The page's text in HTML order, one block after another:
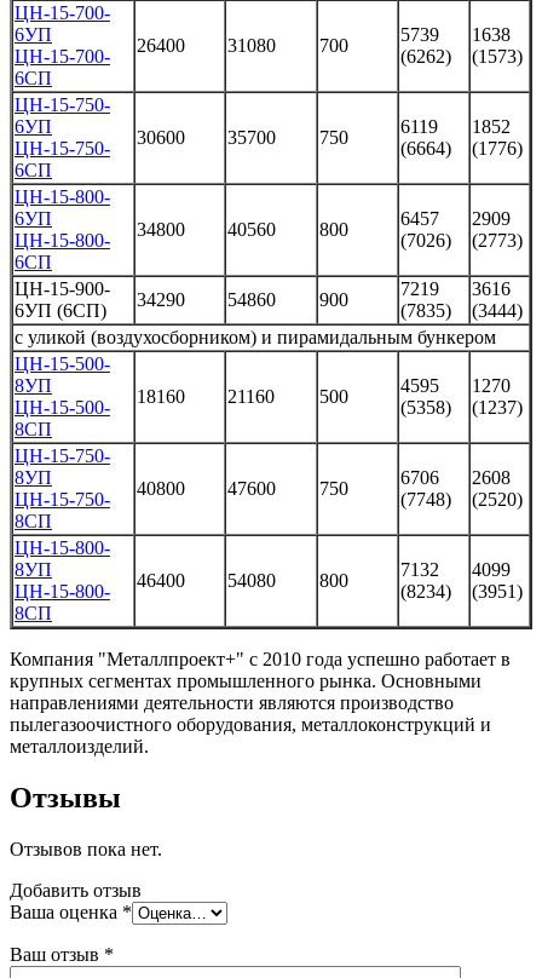
ЦН-15-700-
6УП
ЦН-15-700-
6СП
26400 31080 700
5739
(6262)
1638
(1573)
ЦН-15-750-
6УП
ЦН-15-750-
6СП
30600 35700 750
6119
(6664)
1852
(1776)
ЦН-15-800-
6УП
ЦН-15-800-
6СП
34800 40560 800
6457
(7026)
2909
(2773)
ЦН-15-900-
6УП (6СП)
34290 54860 900
7219
(7835)
3616
(3444)
с уликой (воздухосборником) и пирамидальным бункером
ЦН-15-500-
8УП
ЦН-15-500-
8СП
18160 21160 500
4595
(5358)
1270
(1237)
ЦН-15-750-
8УП
ЦН-15-750-
8СП
40800 47600 750
6706
(7748)
2608
(2520)
ЦН-15-800-
8УП
ЦН-15-800-
8СП
46400 54080 800
7132
(8234)
4099
(3951)
Компания "Металлпроект+" с 2010 года успешно работает в
крупных сегментах промышленного рынка. Основными
направлениями деятельности являются производство
пылегазоочистного оборудования, металлоконструкций и
металлоизделий.
Отзывы
Отзывов пока нет.
Добавить отзыв
Ваша оценка *
Ваш отзыв *